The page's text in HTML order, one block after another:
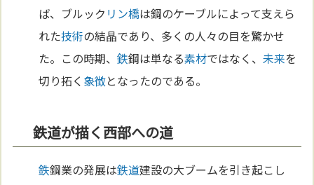
ば、ブルック リン橋は鋼のケーブルによって支えら
れた技術の結晶であり、多くの人々の目を驚かせ
た。この時期、鉄鋼は単なる素材ではなく、未来を
切り拓く 象徴となったのである。
鉄道が描く西部への道
鉄鋼業の発展は鉄道建設の大ブームを引き起こし